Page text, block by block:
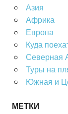
Азия
Африка
Европа
Куда
Северная
Туры на
Южная и
МЕТКИ